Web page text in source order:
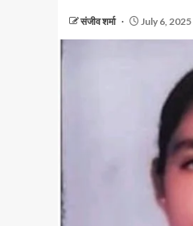
संजीव शर्मा July 6, 2025